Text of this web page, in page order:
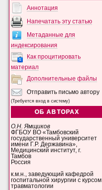
Аннотация
Напечатать эту статью
Метаданные для
индексирования
Как процитировать
материал
Дополнительные файлы
Отправить письмо автору
(Требуется вход в систему)
ОБ АВТОРАХ
О.Н. Ямщиков
ФГБОУ ВО «Тамбовский
государственный университет
имени Г.Р. Державина»,
Медицинский институт, г.
Тамбов
Россия
к.м.н., заведующий кафедрой
госпитальной хирургии с курсом
травматологии